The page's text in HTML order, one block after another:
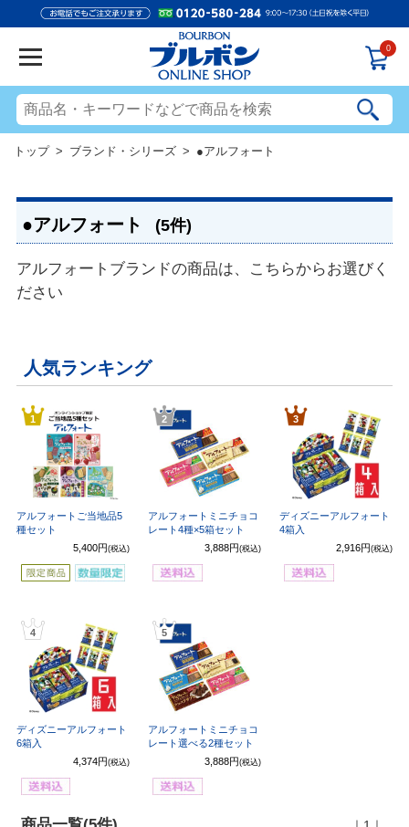
0
トップ> ブランド・シリーズ > ●アルフォート
●アルフォート (5件)
アルフォートブランドの商品は、こちらからお選びく
ださい
人気ランキング
1
アルフォートご当地品5
種セット
5,400円 (税込)
2
アルフォートミニチョコ
レート4種×5箱セット
3,888円 (税込)
3
ディズニーアルフォート
4箱入
2,916円(税込)
4
ディズニーアルフォート
6箱入
4,374円 (税込)
5
アルフォートミニチョコ
レート選べる2種セット
3,888円 (税込)